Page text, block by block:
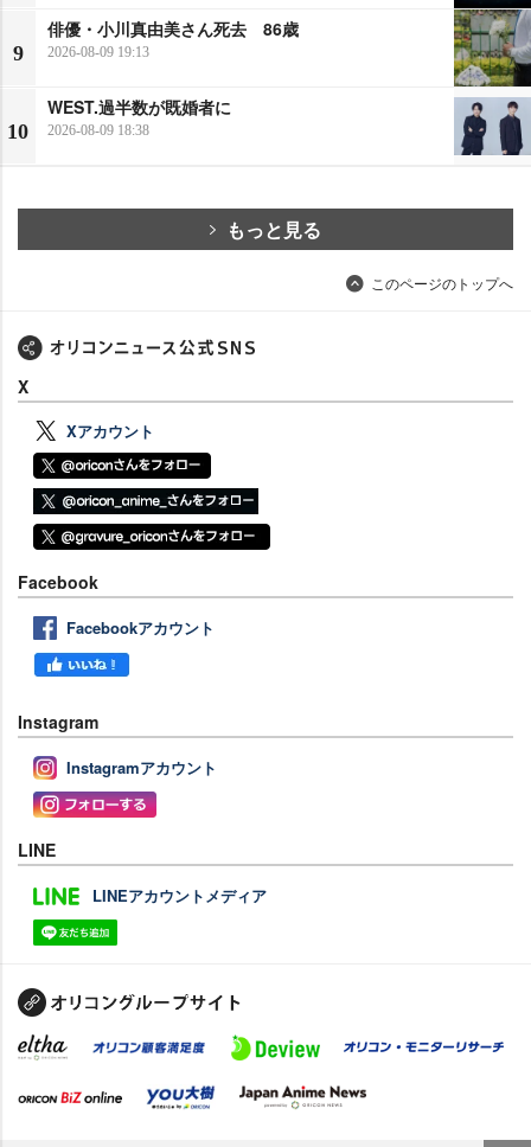
9
俳優・小川真由美さん死去 86歳
2026-08-09 19:13
10
WEST.過半数が既婚者に
2026-08-09 18:38
もっと見る
このページのトップへ
X
Xアカウント
Facebook
Facebookアカウント
Instagram
Instagramアカウント
LINE
LINEアカウントメディア